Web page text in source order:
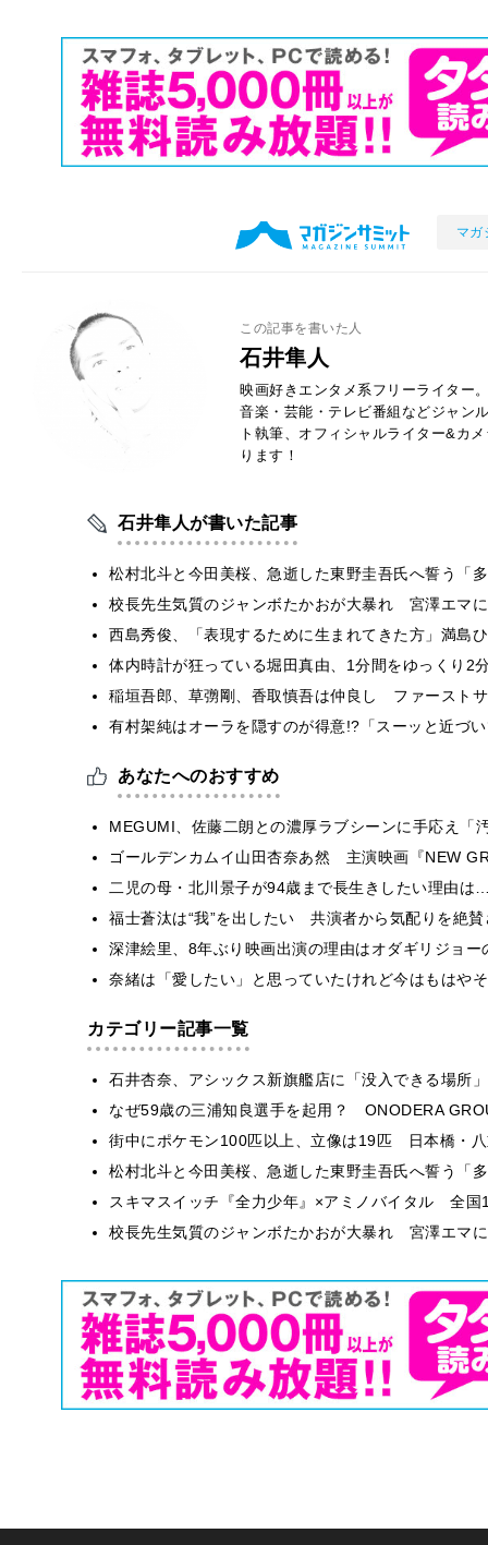
マガ
この記事を書いた人
石井隼人
映画好きエンタメ系フリーライター
音楽・芸能・テレビ番組などジャン
ト執筆、オフィシャルライター&カ
ります！
石井隼人が書いた記事
松村北斗と今田美桜、急逝した東野圭吾氏へ誓う「
校長先生気質のジャンボたかおが大暴れ 宮澤エマ
西島秀俊、「表現するために生まれてきた方」満島
体内時計が狂っている堀田真由、1分間をゆっくり2
稲垣吾郎、草彅剛、香取慎吾は仲良し ファースト
有村架純はオーラを隠すのが得意!?「スーッと近づ
あなたへのおすすめ
MEGUMI、佐藤二朗との濃厚ラブシーンに手応え「
ゴールデンカムイ山田杏奈あ然 主演映画『NEW
二児の母・北川景子が94歳まで長生きしたい理由は
福士蒼汰は“我”を出したい 共演者から気配りを絶
深津絵里、8年ぶり映画出演の理由はオダギリジョ
奈緒は「愛したい」と思っていたけれど今はもはや
カテゴリー記事一覧
石井杏奈、アシックス新旗艦店に「没入できる場所
なぜ59歳の三浦知良選手を起用？ ONODERA
街中にポケモン100匹以上、立像は19匹 日本橋・
松村北斗と今田美桜、急逝した東野圭吾氏へ誓う「
スキマスイッチ『全力少年』×アミノバイタル 全国
校長先生気質のジャンボたかおが大暴れ 宮澤エマ